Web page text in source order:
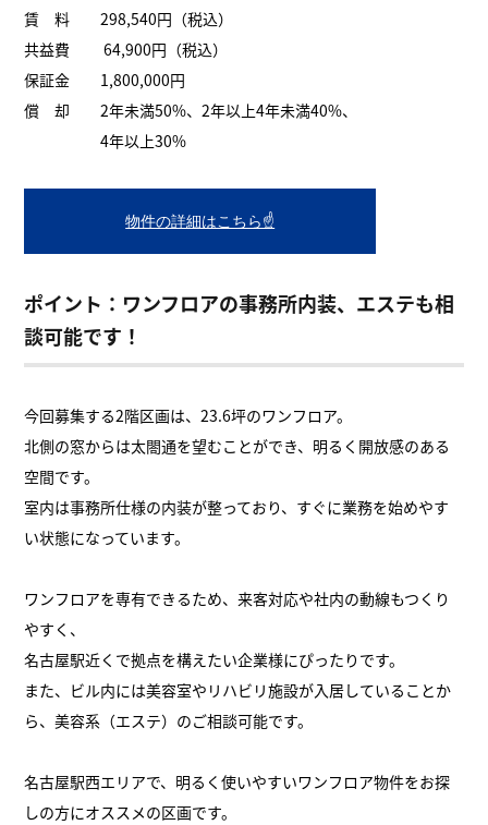
賃 料 298,540円（税込）
共益費 64,900円（税込）
保証金 1,800,000円
償 却 2年未満50%、2年以上4年未満40%、
4年以上30%
物件の詳細はこちら☝
ポイント：ワンフロアの事務所内装、エステも相
談可能です！
今回募集する2階区画は、23.6坪のワンフロア。
北側の窓からは太閤通を望むことができ、明るく開放感のある
空間です。
室内は事務所仕様の内装が整っており、すぐに業務を始めやす
い状態になっています。
ワンフロアを専有できるため、来客対応や社内の動線もつくり
やすく、
名古屋駅近くで拠点を構えたい企業様にぴったりです。
また、ビル内には美容室やリハビリ施設が入居していることか
ら、美容系（エステ）のご相談可能です。
名古屋駅西エリアで、明るく使いやすいワンフロア物件をお探
しの方にオススメの区画です。